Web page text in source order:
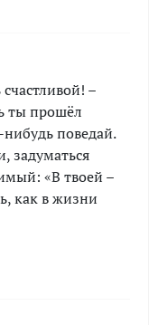
–
ты прошёл
поведай.
задуматься
«В твоей –
как в жизни